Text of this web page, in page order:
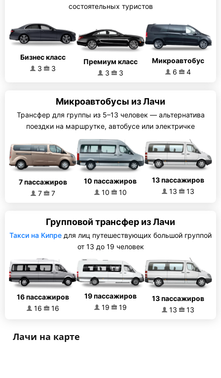
состоятельных туристов
Бизнес класс
3
3
Премиум класс
3
3
Микроавтобус
6
4
Микроавтобусы из Лачи
Трансфер для группы из 5–13 человек — альтернатива
поездки на маршрутке, автобусе или электричке
7 пассажиров
7
7
10 пассажиров
10
10
13 пассажиров
13
13
Групповой трансфер из Лачи
Такси на Кипре для лиц путешествующих большой группой
от 13 до 19 человек
16 пассажиров
16
16
19 пассажиров
19
19
13 пассажиров
13
13
Лачи на карте